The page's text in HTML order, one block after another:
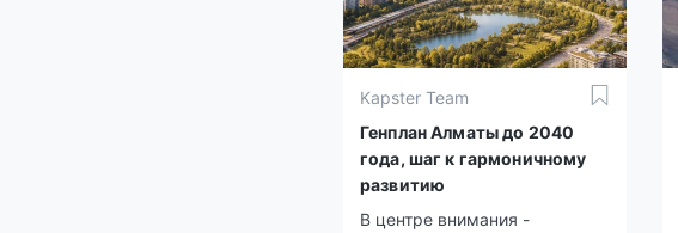
Kapster Team
Генплан Алматы до 2040
года, шаг к гармоничному
развитию
В центре внимания -